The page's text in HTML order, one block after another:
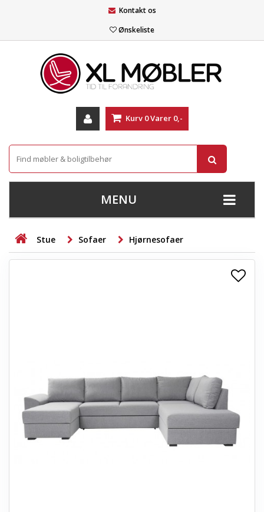
Kontakt os
Ønskeliste
Kurv 0Varer 0,-
MENU
+
STUE
+
ENTREMØBLER
HAVEMØBLER
Stue Sofaer Hjørnesofaer